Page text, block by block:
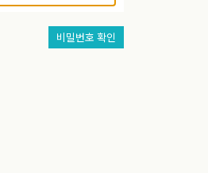
비밀번호 확인